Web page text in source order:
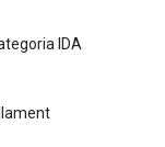
IDA